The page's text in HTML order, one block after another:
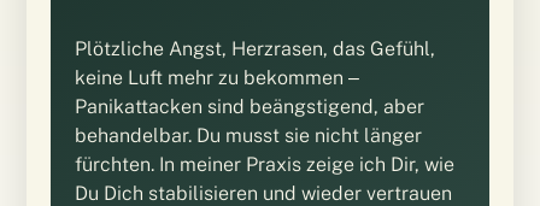
Plötzliche Angst, Herzrasen, das Gefühl,
keine Luft mehr zu bekommen –
Panikattacken sind beängstigend, aber
behandelbar. Du musst sie nicht länger
fürchten. In meiner Praxis zeige ich Dir, wie
Du Dich stabilisieren und wieder vertrauen